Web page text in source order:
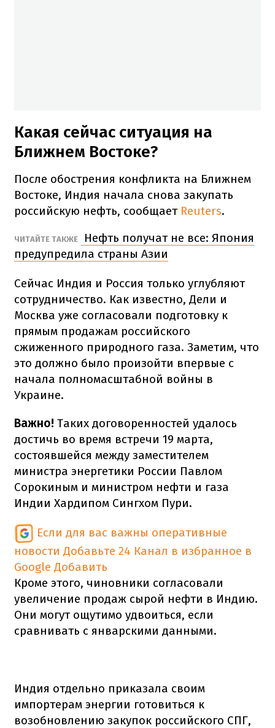
Какая сейчас ситуация на
Ближнем Востоке?
После обострения конфликта на Ближнем
Востоке, Индия начала снова закупать
российскую нефть, сообщаетReuters.
ЧИТАЙТЕ ТАКЖЕ
Нефть получат не все: Япония
предупредила страны Азии
Сейчас Индия и Россия только углубляют
сотрудничество. Как известно, Дели и
Москва уже согласовали подготовку к
прямым продажам российского
сжиженного природного газа. Заметим, что
это должно было произойти впервые с
начала полномасштабной войны в
Украине.
Важно! Таких договоренностей удалось
достичь во время встречи 19 марта,
состоявшейся между заместителем
министра энергетики России Павлом
Сорокиным и министром нефти и газа
Индии Хардипом Сингхом Пури.
Если для вас важны оперативные
новости Добавьте 24 Канал в избранное в
Google Добавить
Кроме этого, чиновники согласовали
увеличение продаж сырой нефти в Индию.
Они могут ощутимо удвоиться, если
сравнивать с январскими данными.
Индия отдельно приказала своим
импортерам энергии готовиться к
возобновлению закупок российского СПГ,